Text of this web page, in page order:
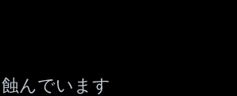
んでいます